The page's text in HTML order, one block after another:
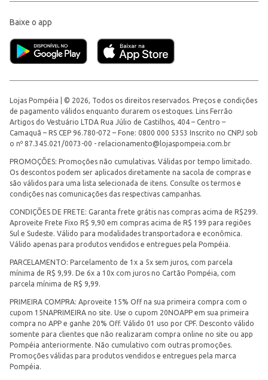
Baixe o app
Lojas Pompéia | © 2026, Todos os direitos reservados. Preços e condições
de pagamento válidos enquanto durarem os estoques. Lins Ferrão
Artigos do Vestuário LTDA Rua Júlio de Castilhos, 404 – Centro –
Camaquã – RS CEP 96.780-072 – Fone: 0800 000 5353 Inscrito no CNPJ sob
o nº 87.345.021/0073-00 - relacionamento@lojaspompeia.com.br
PROMOÇÕES: Promoções não cumulativas. Válidas por tempo limitado.
Os descontos podem ser aplicados diretamente na sacola de compras e
são válidos para uma lista selecionada de itens. Consulte os termos e
condições nas comunicações das respectivas campanhas.
CONDIÇÕES DE FRETE: Garanta frete grátis nas compras acima de R$299.
Aproveite Frete Fixo R$ 9,90 em compras acima de R$ 199 para regiões
Sul e Sudeste. Válido para modalidades transportadora e econômica.
Válido apenas para produtos vendidos e entregues pela Pompéia.
PARCELAMENTO: Parcelamento de 1x a 5x sem juros, com parcela
mínima de R$ 9,99. De 6x a 10x com juros no Cartão Pompéia, com
parcela mínima de R$ 9,99.
PRIMEIRA COMPRA: Aproveite 15% Off na sua primeira compra com o
cupom 15NAPRIMEIRA no site. Use o cupom 20NOAPP em sua primeira
compra no APP e ganhe 20% Off. Válido 01 uso por CPF. Desconto válido
somente para clientes que não realizaram compra online no site ou app
Pompéia anteriormente. Não cumulativo com outras promoções.
Promoções válidas para produtos vendidos e entregues pela marca
Pompéia.